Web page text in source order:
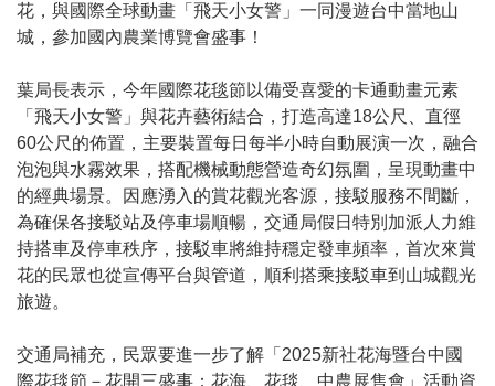
花，與國際全球動畫「飛天小女警」一同漫遊台中當地山
城，參加國內農業博覽會盛事！
葉局長表示，今年國際花毯節以備受喜愛的卡通動畫元素
「飛天小女警」與花卉藝術結合，打造高達18公尺、直徑
60公尺的佈置，主要裝置每日每半小時自動展演一次，融合
泡泡與水霧效果，搭配機械動態營造奇幻氛圍，呈現動畫中
的經典場景。因應湧入的賞花觀光客源，接駁服務不間斷，
為確保各接駁站及停車場順暢，交通局假日特別加派人力維
持搭車及停車秩序，接駁車將維持穩定發車頻率，首次來賞
花的民眾也從宣傳平台與管道，順利搭乘接駁車到山城觀光
旅遊。
交通局補充，民眾要進一步了解「2025新社花海暨台中國
際花毯節－花開三盛事：花海、花毯、中農展售會」活動資